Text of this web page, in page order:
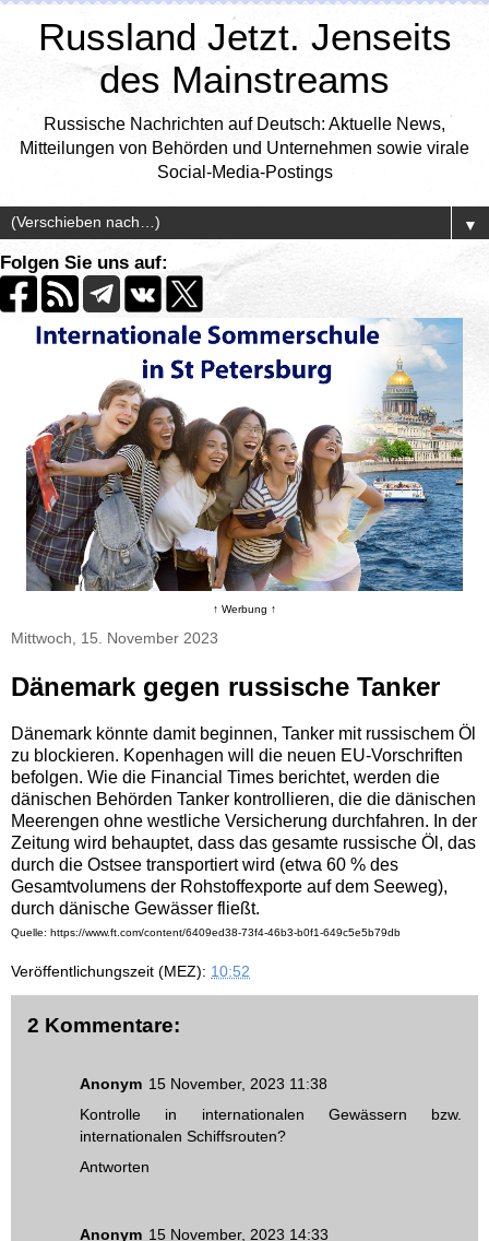
Russland Jetzt. Jenseits
des Mainstreams
Russische Nachrichten auf Deutsch: Aktuelle News,
Mitteilungen von Behörden und Unternehmen sowie virale
Social-Media-Postings
▼
Folgen Sie uns auf:
↑ Werbung ↑
Mittwoch, 15. November 2023
Dänemark gegen russische Tanker
Dänemark könnte damit beginnen, Tanker mit russischem Öl
zu blockieren. Kopenhagen will die neuen EU-Vorschriften
befolgen. Wie die Financial Times berichtet, werden die
dänischen Behörden Tanker kontrollieren, die die dänischen
Meerengen ohne westliche Versicherung durchfahren. In der
Zeitung wird behauptet, dass das gesamte russische Öl, das
durch die Ostsee transportiert wird (etwa 60 % des
Gesamtvolumens der Rohstoffexporte auf dem Seeweg),
durch dänische Gewässer fließt.
Quelle: https://www.ft.com/content/6409ed38-73f4-46b3-b0f1-649c5e5b79db
Veröffentlichungszeit (MEZ): 10:52
2 Kommentare:
Anonym 15 November, 2023 11:38
Kontrolle in internationalen Gewässern bzw.
internationalen Schiffsrouten?
Antworten
Anonym 15 November, 2023 14:33